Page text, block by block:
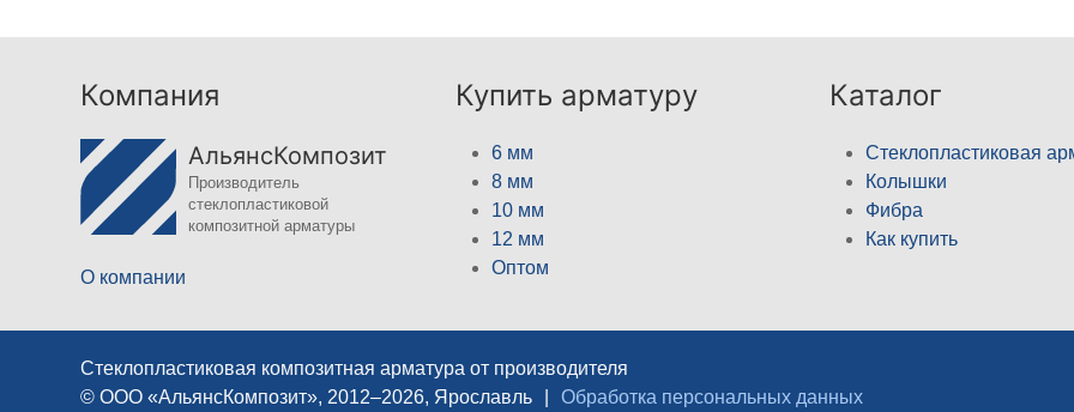
Компания
АльянсКомпозит
Производитель
стеклопластиковой
композитной арматуры
О компании
Купить арматуру
6 мм
8 мм
10 мм
12 мм
Оптом
Каталог
Стеклопластиковая
Колышки
Фибра
Как купить
Стеклопластиковая композитная арматура от производителя
© ООО «АльянсКомпозит», 2012–2026, Ярославль
Обработка персональных данных